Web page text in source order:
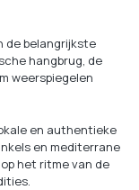
de belangrijkste
hangbrug, de
weerspiegelen
en authentieke
en mediterrane
het ritme van de